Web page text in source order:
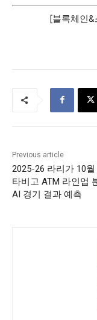
[블록체인
Previous article
2025-26 라리가 10월
타비고 ATM 라인업
AI 경기 결과 예측